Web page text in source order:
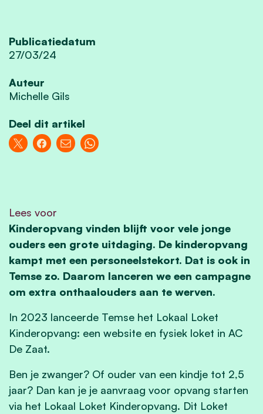
Publicatiedatum
27/03/24
Auteur
Michelle Gils
Deel dit artikel
Lees voor
Kinderopvang vinden blijft voor vele jonge
ouders een grote uitdaging. De kinderopvang
kampt met een personeelstekort. Dat is ook in
Temse zo. Daarom lanceren we een campagne
om extra onthaalouders aan te werven.
In 2023 lanceerde Temse het Lokaal Loket
Kinderopvang: een website en fysiek loket in AC
De Zaat.
Ben je zwanger? Of ouder van een kindje tot 2,5
jaar? Dan kan je je aanvraag voor opvang starten
via het Lokaal Loket Kinderopvang. Dit Loket